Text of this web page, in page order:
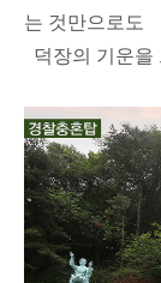
는 것만으로도
덕장의 기운을